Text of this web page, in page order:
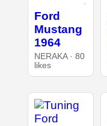
Ford
Mustang
1964
NERAKA · 80
likes